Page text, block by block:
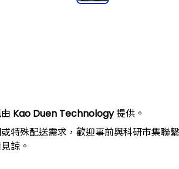
Kao Duen Technology提供。
特殊配送需求，歡迎事前與科研市集聯
諒。